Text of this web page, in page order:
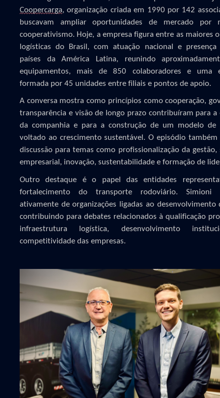
Coopercarga, organização criada em 1990 por 142
buscavam ampliar oportunidades de mercado por
cooperativismo. Hoje, a empresa figura entre as maiores
logísticas do Brasil, com atuação nacional e
países da América Latina, reunindo
equipamentos, mais de 850 colaboradores e uma
formada por 45 unidades entre filiais e pontos de apoio.
A conversa mostra como princípios como cooperação,
transparência e visão de longo prazo contribuíram para a
da companhia e para a construção de um modelo de
voltado ao crescimento sustentável. O episódio também
discussão para temas como profissionalização da gestão,
empresarial, inovação, sustentabilidade e formação de
Outro destaque é o papel das entidades
fortalecimento do transporte rodoviário. Simioni
ativamente de organizações ligadas ao desenvolvimento
contribuindo para debates relacionados à qualificação
infraestrutura logística, desenvolvimento
competitividade das empresas.